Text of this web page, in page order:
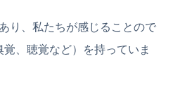
り、私たちが感じることので
、聴覚など）を持っていま